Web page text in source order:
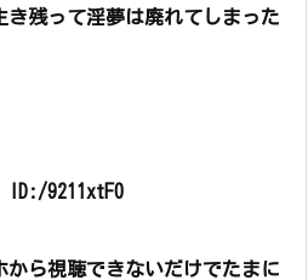
き残って淫夢は廃れてしまった
ID:/9211xtF0
ら視聴できないだけでたまに